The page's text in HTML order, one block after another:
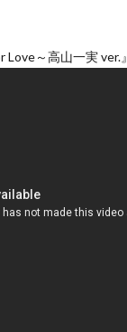
～高山一実 ver.』